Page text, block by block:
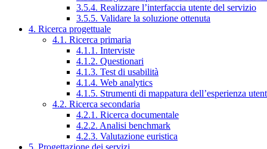
3.5.4. Realizzare l’interfaccia utente del servizio
3.5.5. Validare la soluzione ottenuta
4. Ricerca progettuale
4.1. Ricerca primaria
4.1.1. Interviste
4.1.2. Questionari
4.1.3. Test di usabilità
4.1.4. Web analytics
4.1.5. Strumenti di mappatura dell’esperienza
4.2. Ricerca secondaria
4.2.1. Ricerca documentale
4.2.2. Analisi benchmark
4.2.3. Valutazione euristica
5. Progettazione dei servizi